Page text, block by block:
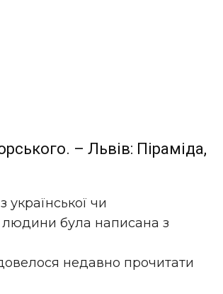
– Львів: Піраміда,
чи
людини була написана з
недавно прочитати